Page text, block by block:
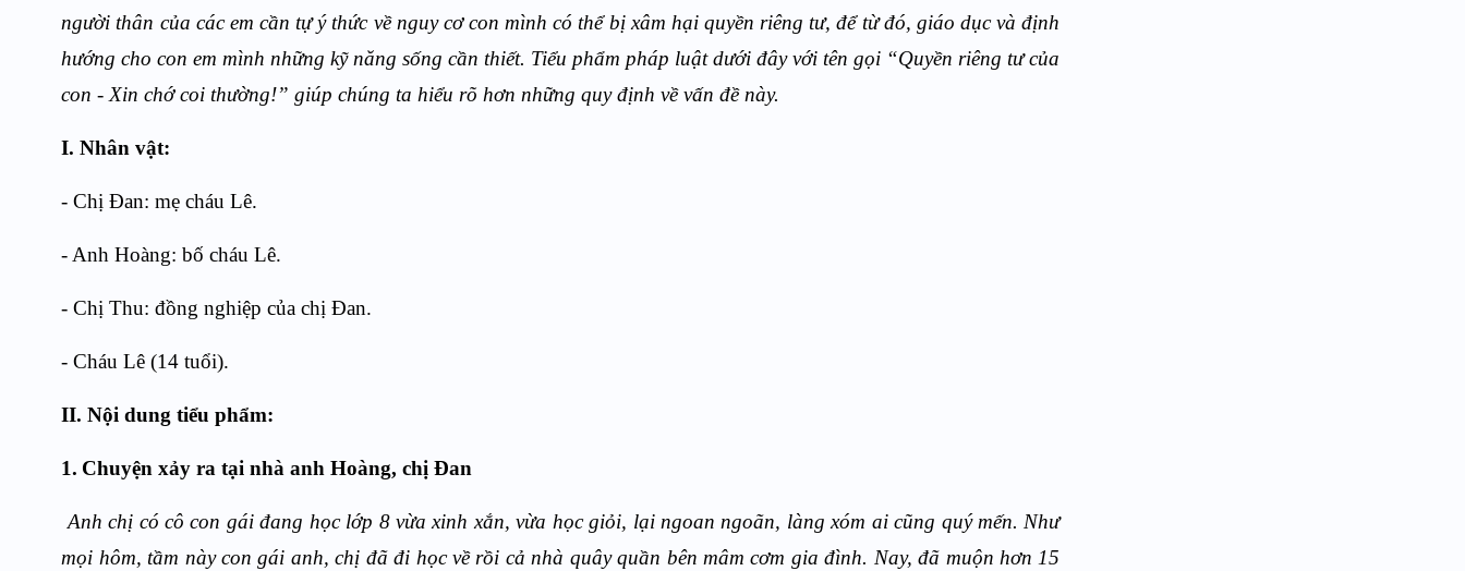
người thân của các em cần tự ý thức về nguy cơ con mình có thể bị xâm hại quyền riêng tư, để từ đó, giáo dục và định
hướng cho con em mình những kỹ năng sống cần thiết. Tiểu phẩm pháp luật dưới đây với tên gọi “Quyền riêng tư của
con - Xin chớ coi thường!” giúp chúng ta hiểu rõ hơn những quy định về vấn đề này.
I. Nhân vật:
- Chị Đan: mẹ cháu Lê.
- Anh Hoàng: bố cháu Lê.
- Chị Thu: đồng nghiệp của chị Đan.
- Cháu Lê (14 tuổi).
II. Nội dung tiểu phẩm:
1. Chuyện xảy ra tại nhà anh Hoàng, chị Đan
Anh chị có cô con gái đang học lớp 8 vừa xinh xắn, vừa học giỏi, lại ngoan ngoãn, làng xóm ai cũng quý mến. Như
mọi hôm, tầm này con gái anh, chị đã đi học về rồi cả nhà quây quần bên mâm cơm gia đình. Nay, đã muộn hơn 15